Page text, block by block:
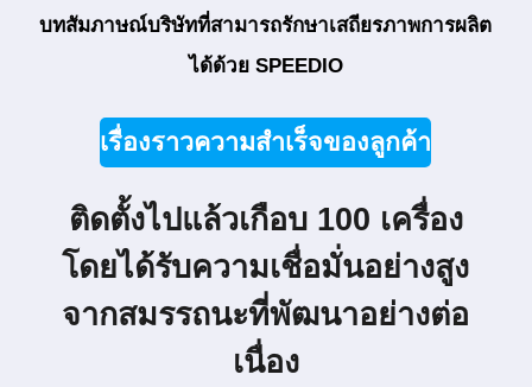
บทสัมภาษณ์บริษัทที่สามารถรักษาเสถียรภาพการผลิต
ได้ด้วย SPEEDIO
เรื่องราวความสำเร็จของลูกค้า
ติดตั้งไปแล้วเกือบ 100 เครื่อง
โดยได้รับความเชื่อมั่นอย่างสูง
จากสมรรถนะที่พัฒนาอย่างต่อ
เนื่อง